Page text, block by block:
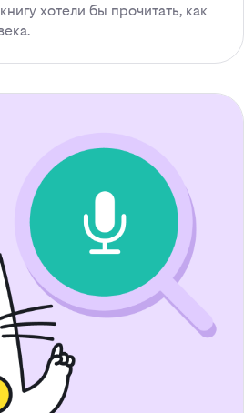
хотели бы прочитать, как